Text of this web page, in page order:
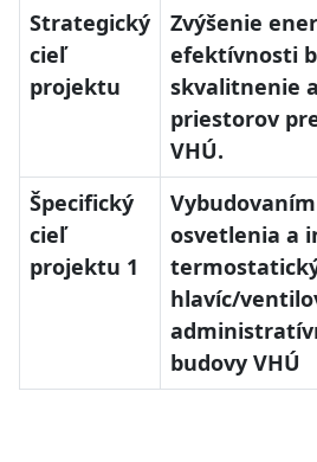
Strategický
cieľ
projektu
Zvýšenie
efektívnosti
skvalitnenie
priestorov
VHÚ.
Špecifický
cieľ
projektu 1
osvetlenia a
hlavíc/
budovy VHÚ